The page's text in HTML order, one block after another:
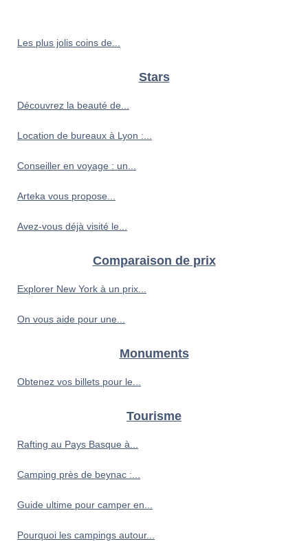
Les plus jolis coins de...
Stars
Découvrez la beauté de...
Location de bureaux à Lyon :...
Conseiller en voyage : un...
Arteka vous propose...
Avez-vous déjà visité le...
Comparaison de prix
Explorer New York à un prix...
On vous aide pour une...
Monuments
Obtenez vos billets pour le...
Tourisme
Rafting au Pays Basque à...
Camping près de beynac :...
Guide ultime pour camper en...
Pourquoi les campings autour...